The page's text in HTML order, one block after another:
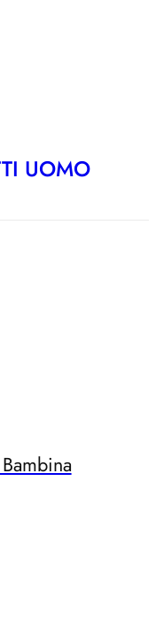
UOMO